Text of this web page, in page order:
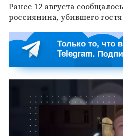
Ранее 12 августа
россиянина, убившего
Только то, что
Telegram.